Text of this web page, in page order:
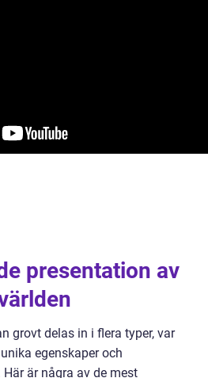
presentation av
grovt delas in i flera typer, var
egenskaper och
är några av de mest